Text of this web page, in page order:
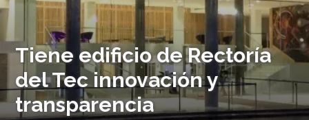
Tiene edificio de Rectoría
del Tec innovación y
transparencia